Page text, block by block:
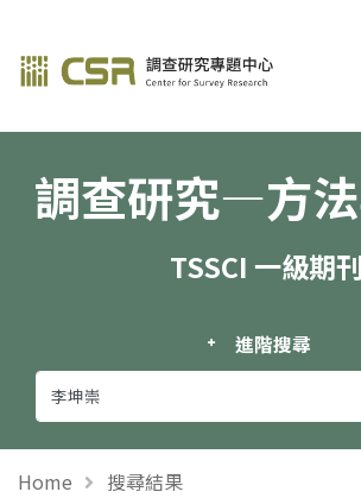
調查研究—方法與應
調查研究—方
TSSCI 一級期刊
進階搜尋
Home 搜尋結果